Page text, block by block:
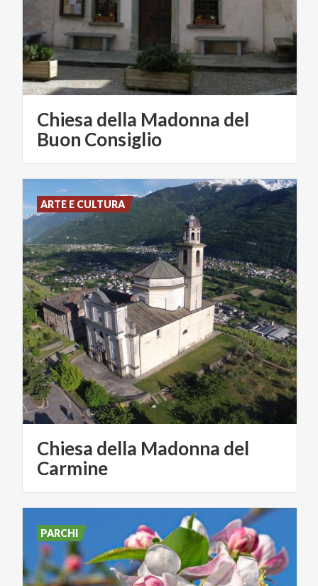
Chiesa della Madonna del
Buon Consiglio
Chiesa della Madonna del
Carmine
ARTE E CULTURA
PARCHI